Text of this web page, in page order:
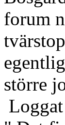
forum
större
Loggat